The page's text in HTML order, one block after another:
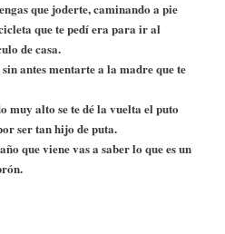
que joderte, caminando a pie
que te pedí era para ir al
de casa.
antes mentarte a la madre que te
muy alto se te dé la vuelta el puto
ser tan hijo de puta.
que viene vas a saber lo que es un